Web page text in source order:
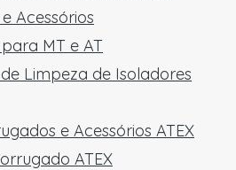
Acessórios
MT e AT
Limpeza de Isoladores
e Acessórios ATEX
ATEX